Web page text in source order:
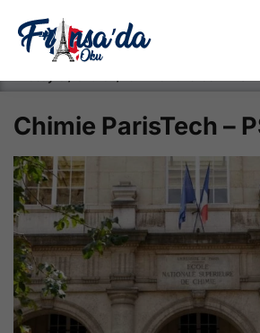
Chimie ParisTech –